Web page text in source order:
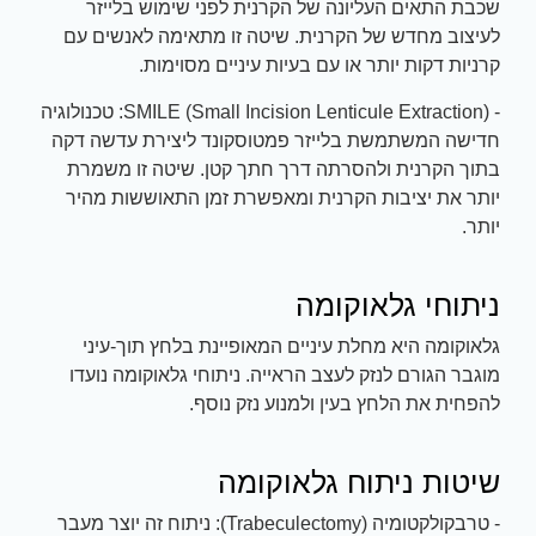
שכבת התאים העליונה של הקרנית לפני שימוש בלייזר
לעיצוב מחדש של הקרנית. שיטה זו מתאימה לאנשים עם
קרניות דקות יותר או עם בעיות עיניים מסוימות.
- SMILE (Small Incision Lenticule Extraction): טכנולוגיה
חדישה המשתמשת בלייזר פמטוסקונד ליצירת עדשה דקה
בתוך הקרנית ולהסרתה דרך חתך קטן. שיטה זו משמרת
יותר את יציבות הקרנית ומאפשרת זמן התאוששות מהיר
יותר.
ניתוחי גלאוקומה
גלאוקומה היא מחלת עיניים המאופיינת בלחץ תוך-עיני
מוגבר הגורם לנזק לעצב הראייה. ניתוחי גלאוקומה נועדו
להפחית את הלחץ בעין ולמנוע נזק נוסף.
שיטות ניתוח גלאוקומה
- טרבקולקטומיה (Trabeculectomy): ניתוח זה יוצר מעבר